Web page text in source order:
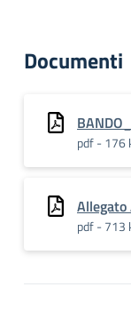
Documenti
pdf - 176
pdf - 713